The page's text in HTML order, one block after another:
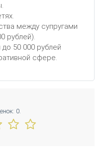
между супругами
рублей).
50 000 рублей
сфере.
0